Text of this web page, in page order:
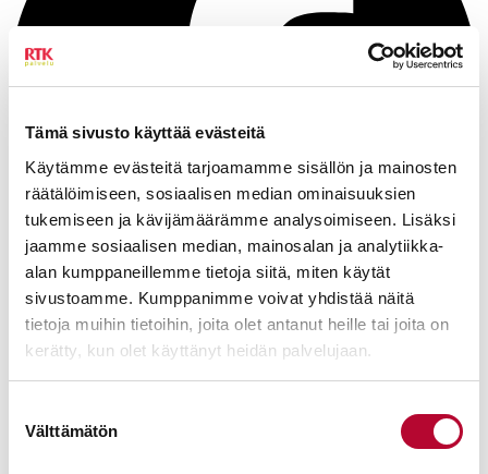
Tämä sivusto käyttää evästeitä
Käytämme evästeitä tarjoamamme sisällön ja mainosten
räätälöimiseen, sosiaalisen median ominaisuuksien
tukemiseen ja kävijämäärämme analysoimiseen. Lisäksi
jaamme sosiaalisen median, mainosalan ja analytiikka-
alan kumppaneillemme tietoja siitä, miten käytät
sivustoamme. Kumppanimme voivat yhdistää näitä
tietoja muihin tietoihin, joita olet antanut heille tai joita on
kerätty, kun olet käyttänyt heidän palvelujaan.
valinta
Välttämätön